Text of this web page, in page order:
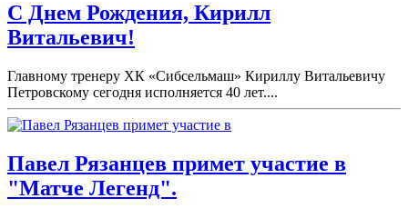
С Днем Рождения, Кирилл
Витальевич!
Главному тренеру ХК «Сибсельмаш» Кириллу Витальевичу
Петровскому сегодня исполняется 40 лет....
Павел Рязанцев примет участие в
"Матче Легенд".